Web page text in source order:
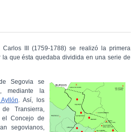
III (1759-1788) se realizó la primera
que ésta quedaba dividida en una serie de
Segovia se
mediante la
. Así, los
Transierra,
el Concejo de
segovianos,